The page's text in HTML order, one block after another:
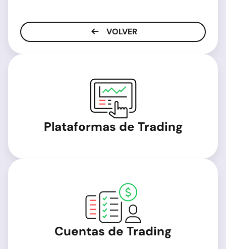
VOLVER
Plataformas de Trading
Cuentas de Trading